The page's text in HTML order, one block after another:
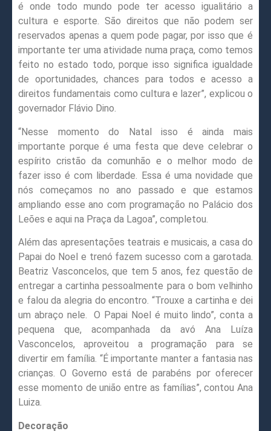
é onde todo mundo pode ter acesso igualitário a
cultura e esporte. São direitos que não podem ser
reservados apenas a quem pode pagar, por isso que é
importante ter uma atividade numa praça, como temos
feito no estado todo, porque isso significa igualdade
de oportunidades, chances para todos e acesso a
direitos fundamentais como cultura e lazer”, explicou o
governador Flávio Dino.
“Nesse momento do Natal isso é ainda mais
importante porque é uma festa que deve celebrar o
espírito cristão da comunhão e o melhor modo de
fazer isso é com liberdade. Essa é uma novidade que
nós começamos no ano passado e que estamos
ampliando esse ano com programação no Palácio dos
Leões e aqui na Praça da Lagoa”, completou.
Além das apresentações teatrais e musicais, a casa do
Papai do Noel e trenó fazem sucesso com a garotada.
Beatriz Vasconcelos, que tem 5 anos, fez questão de
entregar a cartinha pessoalmente para o bom velhinho
e falou da alegria do encontro. “Trouxe a cartinha e dei
um abraço nele. O Papai Noel é muito lindo”, conta a
pequena que, acompanhada da avó Ana Luíza
Vasconcelos, aproveitou a programação para se
divertir em família. “É importante manter a fantasia nas
crianças. O Governo está de parabéns por oferecer
esse momento de união entre as famílias”, contou Ana
Luiza.
Decoração